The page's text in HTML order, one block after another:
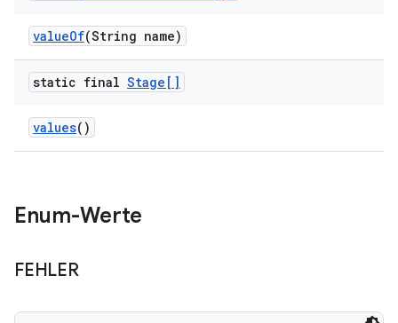
valueOf(String name)
static final Stage[]
values()
Enum-Werte
FEHLER